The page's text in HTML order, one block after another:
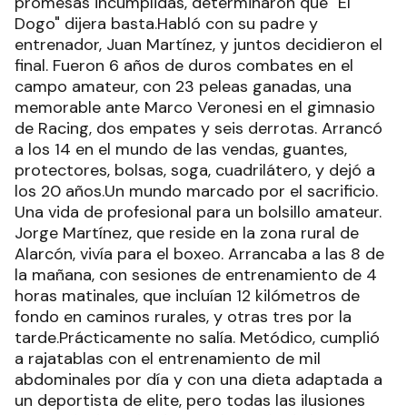
Dogo" dijera basta.Habló con su padre y
entrenador, Juan Martínez, y juntos decidieron el
final. Fueron 6 años de duros combates en el
campo amateur, con 23 peleas ganadas, una
memorable ante Marco Veronesi en el gimnasio
de Racing, dos empates y seis derrotas. Arrancó
a los 14 en el mundo de las vendas, guantes,
protectores, bolsas, soga, cuadrilátero, y dejó a
los 20 años.Un mundo marcado por el sacrificio.
Una vida de profesional para un bolsillo amateur.
Jorge Martínez, que reside en la zona rural de
Alarcón, vivía para el boxeo. Arrancaba a las 8 de
la mañana, con sesiones de entrenamiento de 4
horas matinales, que incluían 12 kilómetros de
fondo en caminos rurales, y otras tres por la
tarde.Prácticamente no salía. Metódico, cumplió
a rajatablas con el entrenamiento de mil
abdominales por día y con una dieta adaptada a
un deportista de elite, pero todas las ilusiones